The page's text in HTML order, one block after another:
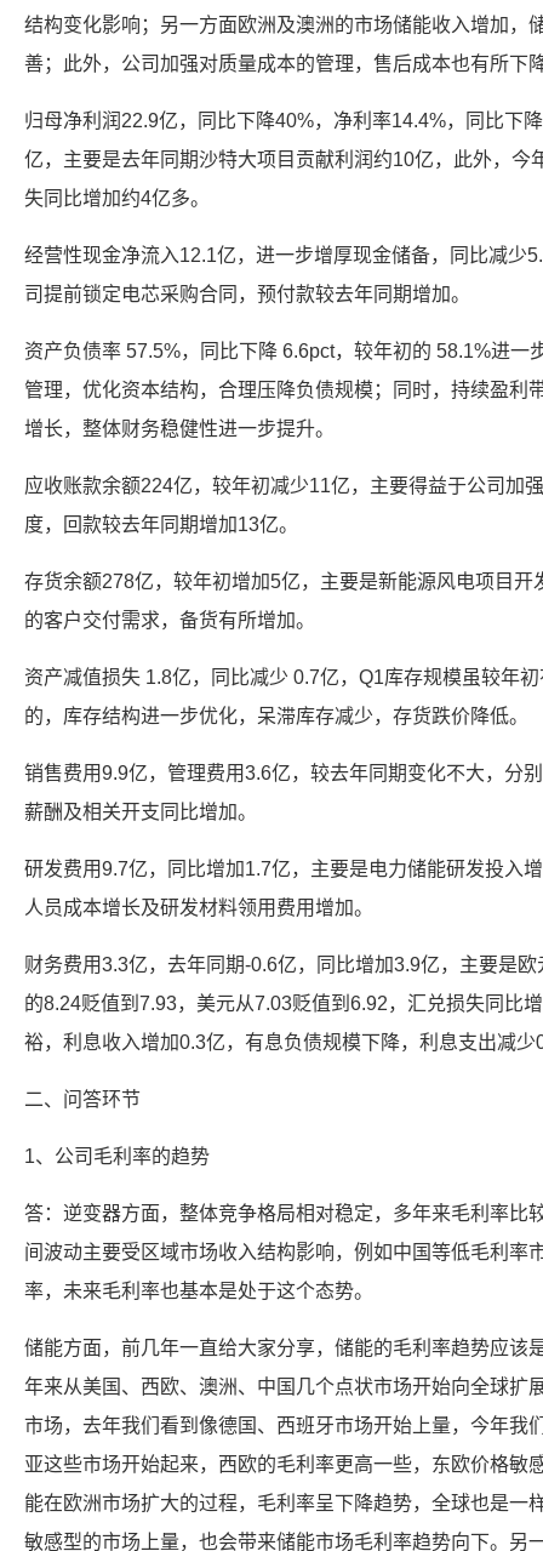
结构变化影响；另一方面欧洲及澳洲的市场储能收入增加，
善；此外，公司加强对质量成本的管理，售后成本也有所下
归母净利润22.9亿，同比下降40%，净利率14.4%，同比下
亿，主要是去年同期沙特大项目贡献利润约10亿，此外，今
失同比增加约4亿多。
经营性现金净流入12.1亿，进一步增厚现金储备，同比减少
司提前锁定电芯采购合同，预付款较去年同期增加。
资产负债率 57.5%，同比下降 6.6pct，较年初的 58.1%进一
管理，优化资本结构，合理压降负债规模；同时，持续盈利
增长，整体财务稳健性进一步提升。
应收账款余额224亿，较年初减少11亿，主要得益于公司加
度，回款较去年同期增加13亿。
存货余额278亿，较年初增加5亿，主要是新能源风电项目
的客户交付需求，备货有所增加。
资产减值损失 1.8亿，同比减少 0.7亿，Q1库存规模虽较年
的，库存结构进一步优化，呆滞库存减少，存货跌价降低。
销售费用9.9亿，管理费用3.6亿，较去年同期变化不大，分
薪酬及相关开支同比增加。
研发费用9.7亿，同比增加1.7亿，主要是电力储能研发投入
人员成本增长及研发材料领用费用增加。
财务费用3.3亿，去年同期-0.6亿，同比增加3.9亿，主要是
的8.24贬值到7.93，美元从7.03贬值到6.92，汇兑损失同比
裕，利息收入增加0.3亿，有息负债规模下降，利息支出减少
二、问答环节
1、公司毛利率的趋势
答：逆变器方面，整体竞争格局相对稳定，多年来毛利率比
间波动主要受区域市场收入结构影响，例如中国等低毛利率
率，未来毛利率也基本是处于这个态势。
储能方面，前几年一直给大家分享，储能的毛利率趋势应该
年来从美国、西欧、澳洲、中国几个点状市场开始向全球扩
市场，去年我们看到像德国、西班牙市场开始上量，今年我
亚这些市场开始起来，西欧的毛利率更高一些，东欧价格敏
能在欧洲市场扩大的过程，毛利率呈下降趋势，全球也是一
敏感型的市场上量，也会带来储能市场毛利率趋势向下。另